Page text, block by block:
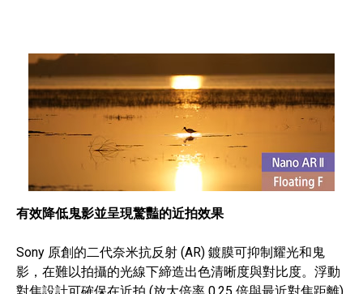
有效降低鬼影並呈現驚豔的近拍效果
Sony 原創的二代奈米抗反射 (AR) 鍍膜可抑制耀光和鬼
影，在難以拍攝的光線下締造出色清晰度與對比度。浮動